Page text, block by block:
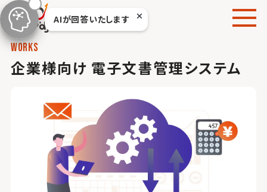
本
文
へworks
企業様向け 電子文書管理システム
AIが回答いたします